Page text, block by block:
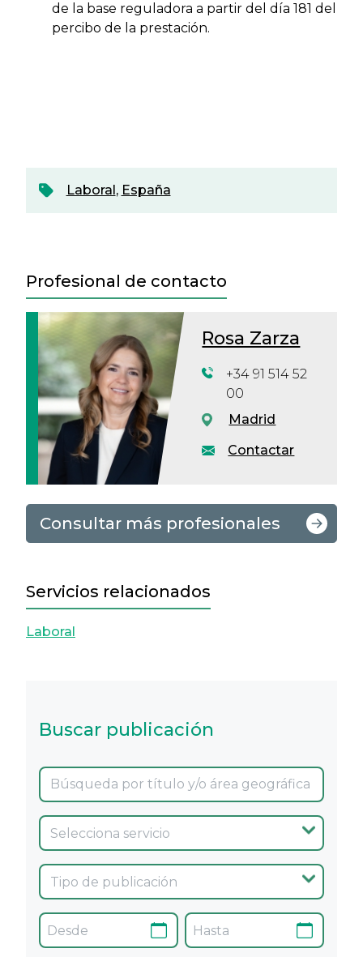
de la base reguladora a partir del día 181 del
percibo de la prestación.
Laboral, España
Profesional de contacto
Rosa Zarza
Contactar
+34 91 514 52
00
Madrid
Consultar más profesionales
Servicios relacionados
Laboral
Buscar publicación